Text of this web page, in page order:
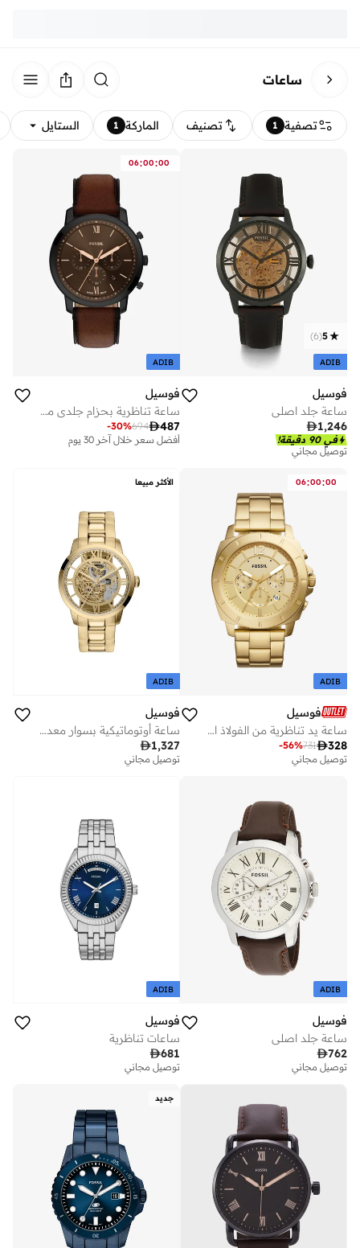
ساعات
تصفية 1 تصنيف الماركة 1 الستايل
5
(
6
)
ADIB
فوسيل
ساعة جلد اصلي
1,246
في 90 دقيقة!
توصيل مجاني
06:00:00
ADIB
فوسيل
ساعة تناظرية بحزام جلدي من الفولاذ المقاوم للصدأ
487
694
-30%
أفضل سعر خلال آخر 30 يوم
توصيل مجاني
06:00:00
ADIB
فوسيل
ساعة يد تناظرية من الفولاذ المقاوم للصدأ
328
731
-56%
توصيل مجاني
الأكثر مبيعا
ADIB
فوسيل
ساعة أوتوماتيكية بسوار معدني مطلي بالذهب
1,327
توصيل مجاني
ADIB
فوسيل
ساعة جلد اصلي
762
توصيل مجاني
على وشك النفاد
ADIB
فوسيل
ساعات تناظرية
681
توصيل مجاني
جديد